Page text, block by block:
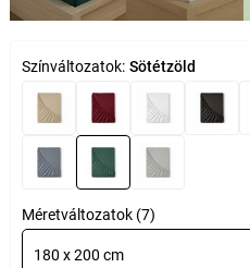
Színváltozatok: Sötétzöld
Méretváltozatok (7)
180 x 200 cm